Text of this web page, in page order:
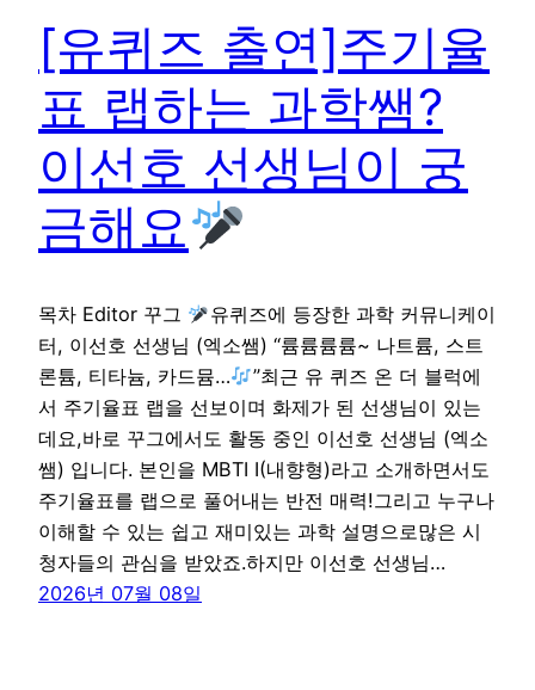
[유퀴즈 출연]주기율
표 랩하는 과학쌤?
이선호 선생님이 궁
금해요
목차 Editor 꾸그
유퀴즈에 등장한 과학 커뮤니케이
터, 이선호 선생님 (엑소쌤) “륨륨륨륨~ 나트륨, 스트
론튬, 티타늄, 카드뮴…
”최근 유 퀴즈 온 더 블럭에
서 주기율표 랩을 선보이며 화제가 된 선생님이 있는
데요,바로 꾸그에서도 활동 중인 이선호 선생님 (엑소
쌤) 입니다. 본인을 MBTI I(내향형)라고 소개하면서도
주기율표를 랩으로 풀어내는 반전 매력!그리고 누구나
이해할 수 있는 쉽고 재미있는 과학 설명으로많은 시
청자들의 관심을 받았죠.하지만 이선호 선생님…
2026년 07월 08일